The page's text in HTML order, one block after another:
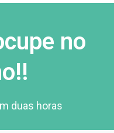
no
duas horas